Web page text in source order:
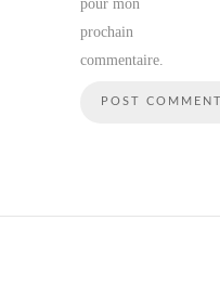
pour mon
prochain
commentaire.